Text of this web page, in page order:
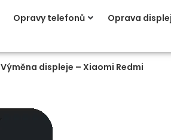
Opravy telefonů Oprava
Výměna displeje – Xiaomi Redmi